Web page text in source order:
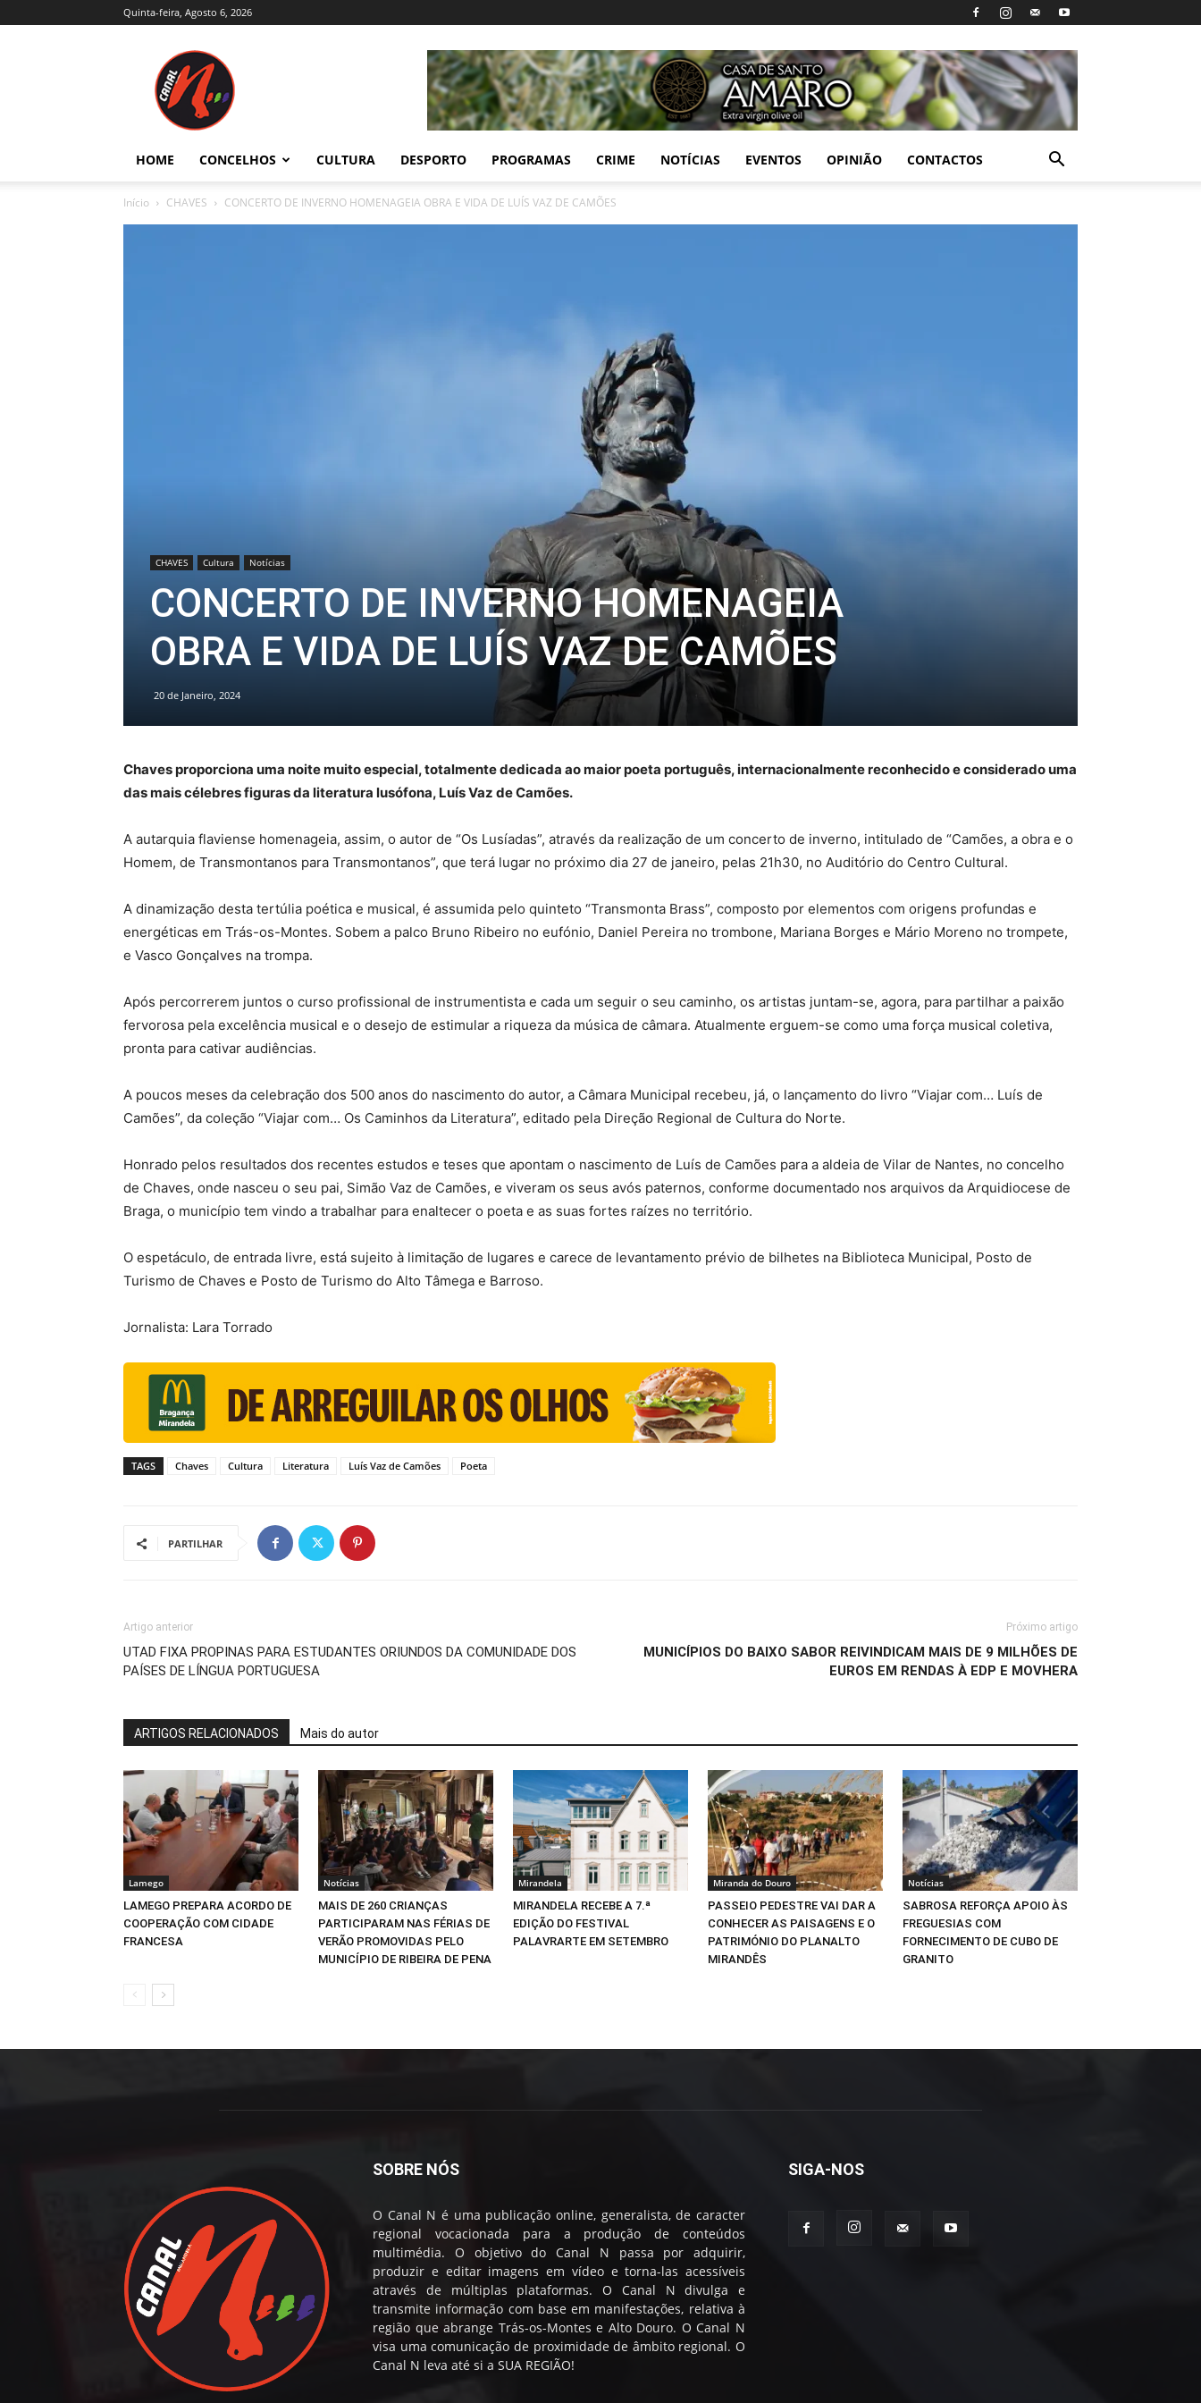
Quinta-feira, Agosto 6, 2026
Trás-
e
Alto
HOME CONCELHOS CULTURA DESPORTO PROGRAMAS CRIME NOTÍCIAS EVENTOS OPINIÃO CONTACTOS
Início CHAVES CONCERTO DE INVERNO HOMENAGEIA OBRA E VIDA DE LUÍS VAZ DE CAMÕES
CHAVES Cultura Notícias
CONCERTO DE INVERNO HOMENAGEIA
OBRA E VIDA DE LUÍS VAZ DE CAMÕES
20 de Janeiro, 2024
Chaves proporciona uma noite muito especial, totalmente dedicada ao maior poeta português, internacionalmente reconhecido e considerado uma
das mais célebres figuras da literatura lusófona, Luís Vaz de Camões.
A autarquia flaviense homenageia, assim, o autor de “Os Lusíadas”, através da realização de um concerto de inverno, intitulado de “Camões, a obra e o
Homem, de Transmontanos para Transmontanos”, que terá lugar no próximo dia 27 de janeiro, pelas 21h30, no Auditório do Centro Cultural.
A dinamização desta tertúlia poética e musical, é assumida pelo quinteto “Transmonta Brass”, composto por elementos com origens profundas e
energéticas em Trás-os-Montes. Sobem a palco Bruno Ribeiro no eufónio, Daniel Pereira no trombone, Mariana Borges e Mário Moreno no trompete,
e Vasco Gonçalves na trompa.
Após percorrerem juntos o curso profissional de instrumentista e cada um seguir o seu caminho, os artistas juntam-se, agora, para partilhar a paixão
fervorosa pela excelência musical e o desejo de estimular a riqueza da música de câmara. Atualmente erguem-se como uma força musical coletiva,
pronta para cativar audiências.
A poucos meses da celebração dos 500 anos do nascimento do autor, a Câmara Municipal recebeu, já, o lançamento do livro “Viajar com… Luís de
Camões”, da coleção “Viajar com… Os Caminhos da Literatura”, editado pela Direção Regional de Cultura do Norte.
Honrado pelos resultados dos recentes estudos e teses que apontam o nascimento de Luís de Camões para a aldeia de Vilar de Nantes, no concelho
de Chaves, onde nasceu o seu pai, Simão Vaz de Camões, e viveram os seus avós paternos, conforme documentado nos arquivos da Arquidiocese de
Braga, o município tem vindo a trabalhar para enaltecer o poeta e as suas fortes raízes no território.
O espetáculo, de entrada livre, está sujeito à limitação de lugares e carece de levantamento prévio de bilhetes na Biblioteca Municipal, Posto de
Turismo de Chaves e Posto de Turismo do Alto Tâmega e Barroso.
Jornalista: Lara Torrado
TAGS Chaves Cultura Literatura Luís Vaz de Camões Poeta
PARTILHAR
Artigo anterior
UTAD FIXA PROPINAS PARA ESTUDANTES ORIUNDOS DA COMUNIDADE DOS
PAÍSES DE LÍNGUA PORTUGUESA
Próximo artigo
MUNICÍPIOS DO BAIXO SABOR REIVINDICAM MAIS DE 9 MILHÕES DE
EUROS EM RENDAS À EDP E MOVHERA
ARTIGOS RELACIONADOS Mais do autor
Lamego
LAMEGO PREPARA ACORDO DE
COOPERAÇÃO COM CIDADE
FRANCESA
Notícias
MAIS DE 260 CRIANÇAS
PARTICIPARAM NAS FÉRIAS DE
VERÃO PROMOVIDAS PELO
MUNICÍPIO DE RIBEIRA DE PENA
Mirandela
MIRANDELA RECEBE A 7.ª
EDIÇÃO DO FESTIVAL
PALAVRARTE EM SETEMBRO
Miranda do Douro
PASSEIO PEDESTRE VAI DAR A
CONHECER AS PAISAGENS E O
PATRIMÓNIO DO PLANALTO
MIRANDÊS
Notícias
SABROSA REFORÇA APOIO ÀS
FREGUESIAS COM
FORNECIMENTO DE CUBO DE
GRANITO
SOBRE NÓS
O Canal N é uma publicação online, generalista, de caracter
regional vocacionada para a produção de conteúdos
multimédia. O objetivo do Canal N passa por adquirir,
produzir e editar imagens em vídeo e torna-las acessíveis
através de múltiplas plataformas. O Canal N divulga e
transmite informação com base em manifestações, relativa à
região que abrange Trás-os-Montes e Alto Douro. O Canal N
visa uma comunicação de proximidade de âmbito regional. O
Canal N leva até si a SUA REGIÃO!
SIGA-NOS